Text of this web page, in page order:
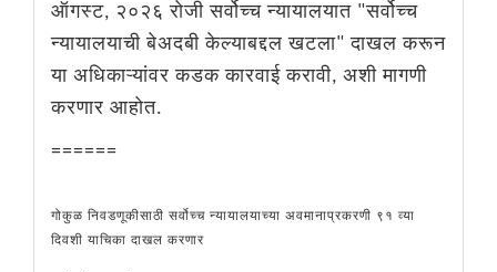
ऑगस्ट, २०२६ रोजी सर्वोच्च न्यायालयात "सर्वोच्च
न्यायालयाची बेअदबी केल्याबद्दल खटला" दाखल करून
या अधिकाऱ्यांवर कडक कारवाई करावी, अशी मागणी
करणार आहोत.
======
गोकुळ निवडणूकीसाठी सर्वोच्च न्यायालयाच्या अवमानाप्रकरणी ९१ व्या
दिवशी याचिका दाखल करणार